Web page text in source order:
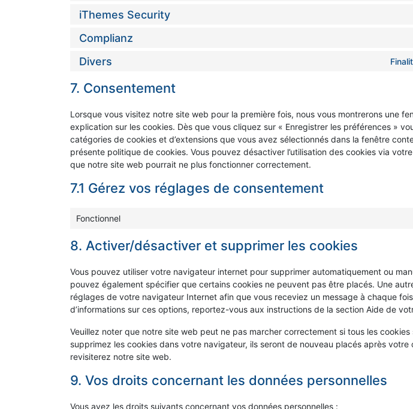
iThemes Security
Complianz
Divers
7. Consentement
Lorsque vous visitez notre site web pour la première fois, nous vous montrerons une
explication sur les cookies. Dès que vous cliquez sur « Enregistrer les préférences »
catégories de cookies et d’extensions que vous avez sélectionnés dans la fenêtre
présente politique de cookies. Vous pouvez désactiver l’utilisation des cookies via
que notre site web pourrait ne plus fonctionner correctement.
7.1 Gérez vos réglages de consentement
Fonctionnel
8. Activer/désactiver et supprimer les cookies
Vous pouvez utiliser votre navigateur internet pour supprimer automatiquement ou
pouvez également spécifier que certains cookies ne peuvent pas être placés. Une
réglages de votre navigateur Internet afin que vous receviez un message à chaque
d’informations sur ces options, reportez-vous aux instructions de la section Aide de
Veuillez noter que notre site web peut ne pas marcher correctement si tous les
supprimez les cookies dans votre navigateur, ils seront de nouveau placés après votre
revisiterez notre site web.
9. Vos droits concernant les données personnelles
Vous avez les droits suivants concernant vos données personnelles :